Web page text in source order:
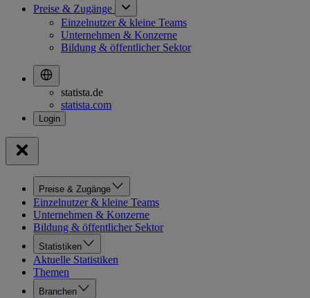
Preise & Zugänge
Einzelnutzer & kleine Teams
Unternehmen & Konzerne
Bildung & öffentlicher Sektor
statista.de
statista.com
Preise & Zugänge
Einzelnutzer & kleine Teams
Unternehmen & Konzerne
Bildung & öffentlicher Sektor
Statistiken
Aktuelle Statistiken
Themen
Branchen